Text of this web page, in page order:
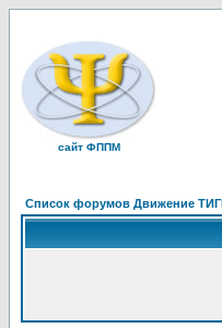
сайт ФППМ
Список форумов Движение